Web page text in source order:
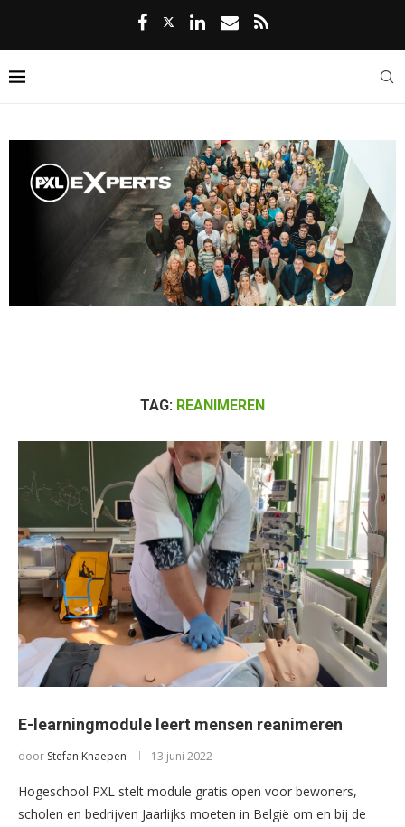
TAG: REANIMEREN
E-learningmodule leert mensen reanimeren
door Stefan Knaepen 13 juni 2022
Hogeschool PXL stelt module gratis open voor bewoners,
scholen en bedrijven Jaarlijks moeten in België om en bij de